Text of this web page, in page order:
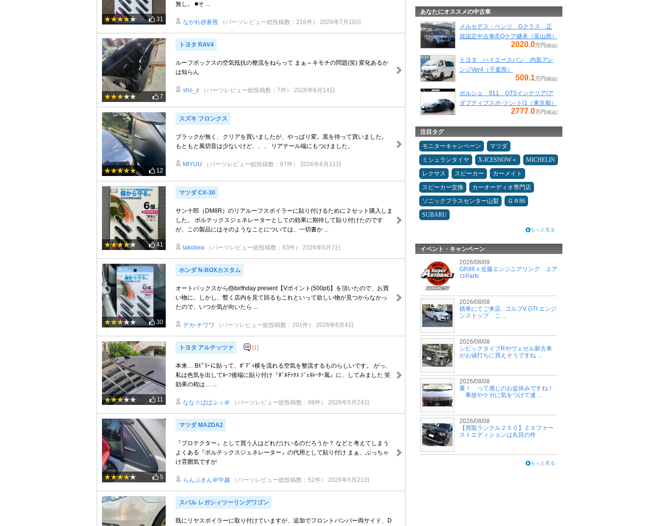
31
無し。 ■そ ...
ながれ@蒼熊 （パーツレビュー総投稿数：216件） 2026年7月10日
7
トヨタ RAV4
ルーフボックスの空気抵抗の整流をねらって まぁ～キモチの問題(笑) 変化あるか
は知らん
sho_z （パーツレビュー総投稿数：7件） 2026年6月14日
12
スズキ フロンクス
ブラックが無く、クリアを買いましたが、やっぱり変。黒を待って買いました。
もともと風切音は少ないけど、、、 リアテール端にもつけました。
MIYUU （パーツレビュー総投稿数：87件） 2026年6月11日
41
マツダ CX-30
サン十郎（DM8R）のリアルーフスポイラーに貼り付けるために２セット購入しま
した。 ボルテックスジェネレーターとしての効果に期待して貼り付けたのです
が、この製品にはそのようなことについては、一切書か ...
takobea （パーツレビュー総投稿数：63件） 2026年6月7日
30
ホンダ N-BOXカスタム
オートバックスから🎂birthday present【Vポイント(500pt)】を頂いたので、お買
い物に。しかし、暫く店内を見て回るもこれといって欲しい物が見つからなかっ
たので、いつか気が向いたら ...
デカ-チワワ （パーツレビュー総投稿数：201件） 2026年6月4日
11
トヨタ アルテッツァ [1]
本来… Bﾋﾟﾗｰに貼って、ﾎﾞﾃﾞｨ横を流れる空気を整流するものらしいです。 がっ、
私は色気を出してﾙｰﾌ後端に貼り付け『ﾎﾞﾙﾃｯｸｽ ｼﾞｪﾈﾚｰﾀｰ風』に、してみました 笑
効果の程は… ...
なな☆ぱぱぷぅ＠ （パーツレビュー総投稿数：89件） 2026年5月24日
5
マツダ MAZDA2
『プロテクター』として買う人はどれだけいるのだろうか？ などと考えてしまう
よくある『ボルテックスジェネレーター』の代用として貼り付け まぁ、ぶっちゃ
け雰囲気ですが
らんぷきん＠中越 （パーツレビュー総投稿数：52件） 2026年5月21日
スバル レガシィツーリングワゴン
既にリヤスポイラーに取り付けていますが、追加でフロントバンパー両サイド、D
あなたにオススメの中古車
メルセデス・ベンツ Gクラス 正
規認定中古車/EQケア継承（富山県）
2020.0万円(税込)
トヨタ ハイエースバン 内装アレ
ンジVer4（千葉県）
509.1万円(税込)
ポルシェ 911 GTSインテリア/ア
ダプティブスポ-ツシ-ト(1（東京都）
2777.0万円(税込)
注目タグ
モニターキャンペーン
マツダ
ミシュランタイヤ
X-ICESNOW＋
MICHELIN
レクサス
スピーカー
カーメイト
スピーカー交換
カーオーディオ専門店
ソニックプラスセンター山梨
ＧＲ86
SUBARU
もっと見る
イベント・キャンペーン
2026/08/09
GR86 x 近藤エンジニアリング エア
ロParts
2026/08/08
積車にてご来店...ゴルフⅤ GTI エンジ
ンストップ こ ...
2026/08/08
シビックタイプRやヴェゼル新古車
がお値打ちに買えそうですね ...
2026/08/08
夏！ って感じのお盆休みですね！
事故やケガに気をつけて連 ...
2026/08/08
【買取ランクル２５０】ＺＸファー
ストエディションは丸目の件
もっと見る